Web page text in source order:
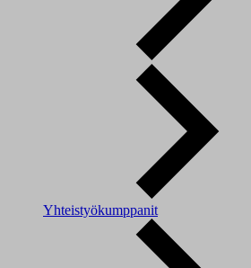
Yhteistyökumppanit